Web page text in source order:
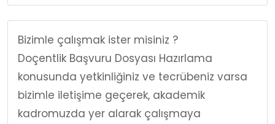
Bizimle çalışmak ister misiniz ?
Doçentlik Başvuru Dosyası Hazırlama
konusunda yetkinliğiniz ve tecrübeniz varsa
bizimle iletişime geçerek, akademik
kadromuzda yer alarak çalışmaya